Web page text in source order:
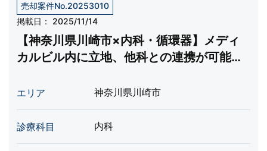
売却案件No.20253010
掲載日：
2025/11/14
【神奈川県川崎市×内科・循環器】メディ
カルビル内に立地、他科との連携が可能、
エリア 神奈川県川崎市
診療科目 内科